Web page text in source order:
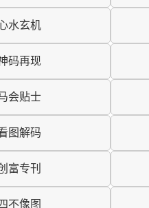
水玄机
码再现
会贴士
图解码
富专刊
不像图